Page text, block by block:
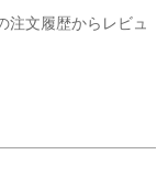
注文履歴からレビュ